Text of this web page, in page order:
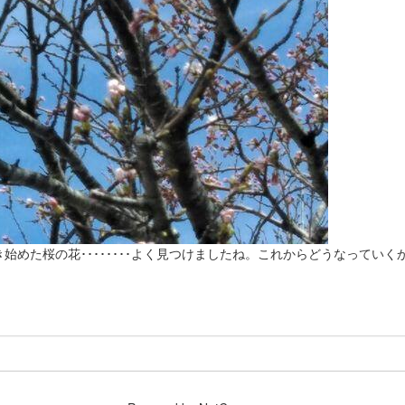
めた桜の花････････よく見つけましたね。これからどうなっていく